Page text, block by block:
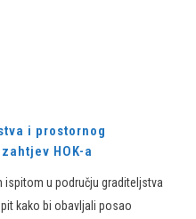
i prostornog
HOK-a
u području graditeljstva
kako bi obavljali posao